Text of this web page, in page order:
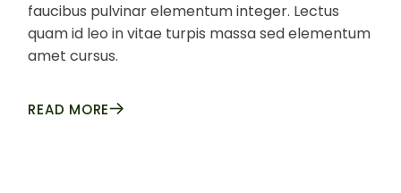
faucibus pulvinar elementum integer. Lectus
quam id leo in vitae turpis massa sed elementum
amet cursus.
READ MORE